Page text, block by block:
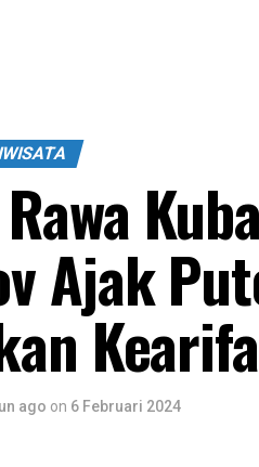
Ajak
ago on 6 Februari 2024